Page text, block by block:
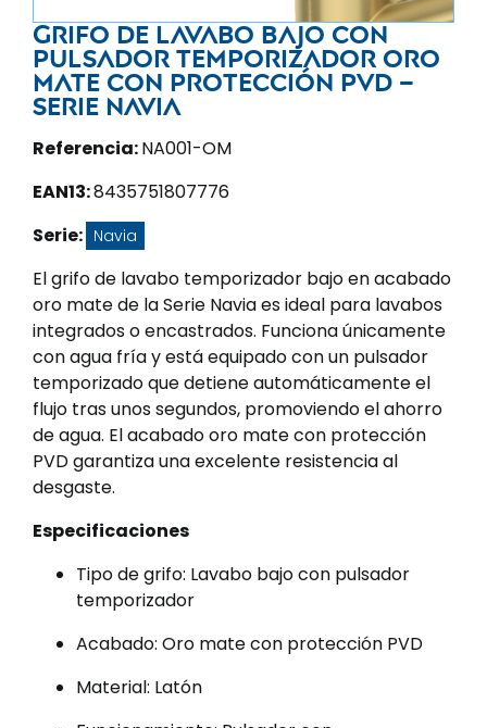
Grifo de lavabo bajo con
pulsador temporizador oro
mate con protección PVD –
Serie Navia
Referencia:NA001-OM
EAN13:8435751807776
Serie: Navia
El grifo de lavabo temporizador bajo en acabado
oro mate de la Serie Navia es ideal para lavabos
integrados o encastrados. Funciona únicamente
con agua fría y está equipado con un pulsador
temporizado que detiene automáticamente el
flujo tras unos segundos, promoviendo el ahorro
de agua. El acabado oro mate con protección
PVD garantiza una excelente resistencia al
desgaste.
Especificaciones
Tipo de grifo: Lavabo bajo con pulsador
temporizador
Acabado: Oro mate con protección PVD
Material: Latón